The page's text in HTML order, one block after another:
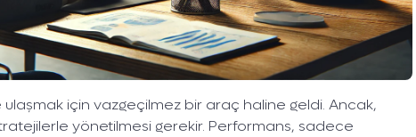
ulaşmak için vazgeçilmez bir araç haline geldi. Ancak,
yönetilmesi gerekir. Performans, sadece